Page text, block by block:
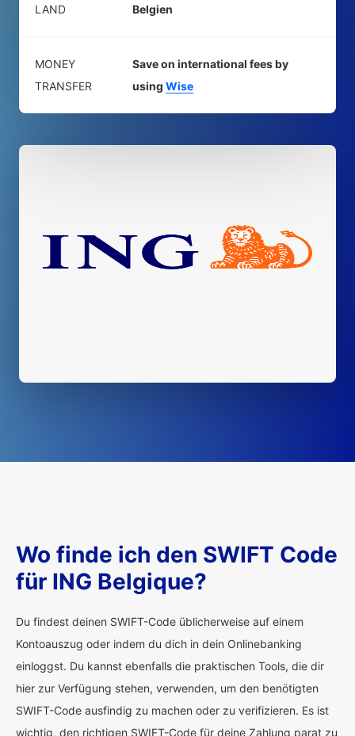
LAND Belgien
MONEY
TRANSFER
Save on international fees by
using Wise
Wo finde ich den SWIFT Code
für ING Belgique?
Du findest deinen SWIFT-Code üblicherweise auf einem
Kontoauszug oder indem du dich in dein Onlinebanking
einloggst. Du kannst ebenfalls die praktischen Tools, die dir
hier zur Verfügung stehen, verwenden, um den benötigten
SWIFT-Code ausfindig zu machen oder zu verifizieren. Es ist
wichtig, den richtigen SWIFT-Code für deine Zahlung parat zu